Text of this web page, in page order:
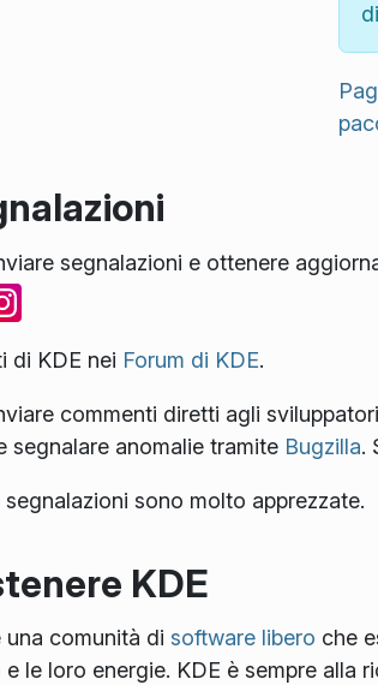
segnalazioni e ottenere
di KDE nei Forum di KDE.
commenti diretti agli
segnalare anomalie tramite Bugzilla.
segnalazioni sono molto apprezzate.
KDE
una comunità di software libero che
e le loro energie. KDE è sempre alla